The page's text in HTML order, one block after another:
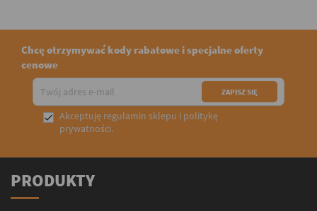
Chcę otrzymywać kody rabatowe i specjalne oferty
cenowe
 Akceptuję regulamin sklepu i politykę
prywatności.
PRODUKTY